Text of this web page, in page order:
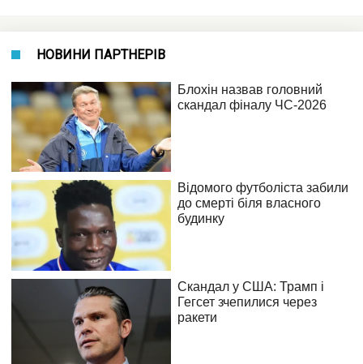
НОВИНИ ПАРТНЕРІВ